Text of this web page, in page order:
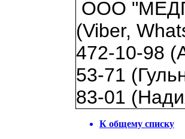
ООО
(Viber,
472-10-98
53-71
83-01
К общему списку